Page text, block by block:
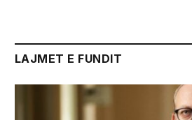
LAJMET E FUNDIT